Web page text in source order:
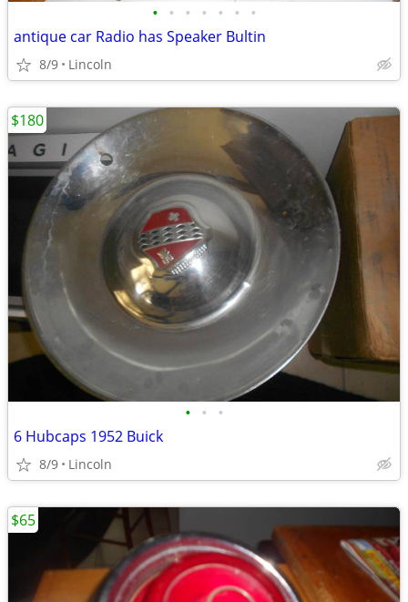
• • • • • • •
antique car Radio has Speaker Bultin
8/9 Lincoln
• • •
6 Hubcaps 1952 Buick
8/9 Lincoln
$180
$65